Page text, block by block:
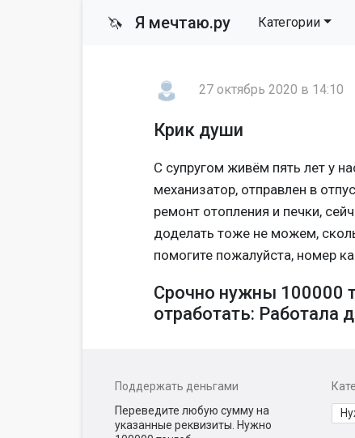
🦄 Я мечтаю.ру Категории
27 октябрь 2020 в 14:10
Крик души
С супругом живём пять лет у
механизатор, отправлен в
ремонт отопления и печки,
доделать тоже не можем,
помогите пожалуйста, номер
Срочно нужны 100000
отработать: Работала
Поддержать деньгами
Переведите любую сумму на
указанные реквизиты. Нужно